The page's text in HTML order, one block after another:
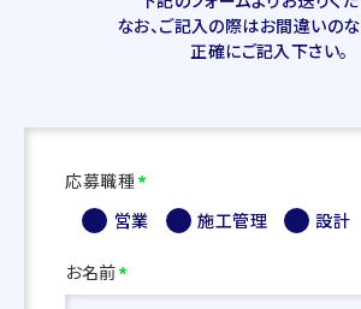
なお、ご記入の際はお間違いの
正確にご記入下さい。
応募職種*
営業 施工管理 設計
お名前*